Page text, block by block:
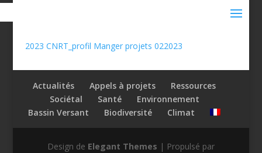
2023 CNRT_profil Manger projets 022023
Actualités Appels à projets
Ressources
Sociétal
Santé
Environnement
Bassin Versant
Biodiversité Climat
Design de Elegant Themes | Propulsé par